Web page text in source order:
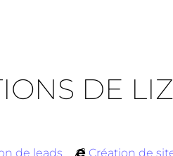
DE
de leads Création de